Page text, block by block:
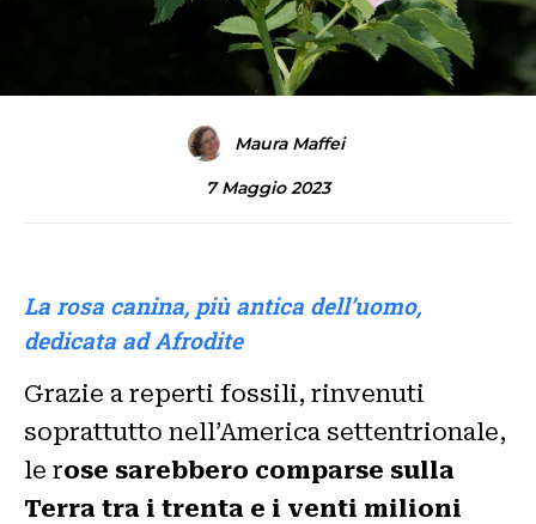
Maura Maffei
7 Maggio 2023
La rosa canina, più antica dell’uomo,
dedicata ad Afrodite
Grazie a reperti fossili, rinvenuti
soprattutto nell’America settentrionale,
le rose sarebbero comparse sulla
Terra tra i trenta e i venti milioni